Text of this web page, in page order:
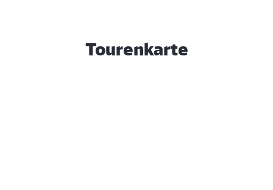
Tourenkarte